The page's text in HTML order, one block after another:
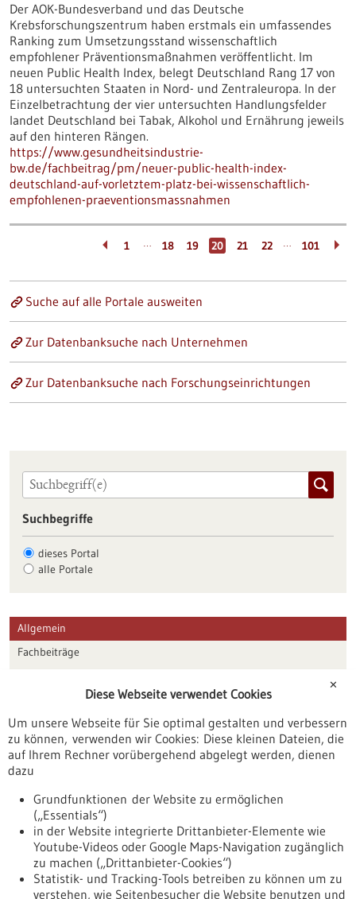
Der AOK-Bundesverband und das Deutsche
Krebsforschungszentrum haben erstmals ein umfassendes
Ranking zum Umsetzungsstand wissenschaftlich
empfohlener Präventionsmaßnahmen veröffentlicht. Im
neuen Public Health Index, belegt Deutschland Rang 17 von
18 untersuchten Staaten in Nord- und Zentraleuropa. In der
Einzelbetrachtung der vier untersuchten Handlungsfelder
landet Deutschland bei Tabak, Alkohol und Ernährung jeweils
auf den hinteren Rängen.
https://www.gesundheitsindustrie-
bw.de/fachbeitrag/pm/neuer-public-health-index-
deutschland-auf-vorletztem-platz-bei-wissenschaftlich-
empfohlenen-praeventionsmassnahmen
1 … 18 19 20 21 22 … 101
Suche auf alle Portale ausweiten
Zur Datenbanksuche nach Unternehmen
Zur Datenbanksuche nach Forschungseinrichtungen
Suchbegriffe
dieses Portal
alle Portale
Allgemein
Fachbeiträge
Veranstaltungen
Erscheinungsdatum
✕
Diese Webseite verwendet Cookies
Um unsere Webseite für Sie optimal gestalten und verbessern
zu können, verwenden wir Cookies: Diese kleinen Dateien, die
auf Ihrem Rechner vorübergehend abgelegt werden, dienen
dazu
Grundfunktionen der Website zu ermöglichen
(„Essentials“)
in der Website integrierte Drittanbieter-Elemente wie
Youtube-Videos oder Google Maps-Navigation zugänglich
zu machen („Drittanbieter-Cookies“)
Statistik- und Tracking-Tools betreiben zu können um zu
verstehen, wie Seitenbesucher die Website benutzen und